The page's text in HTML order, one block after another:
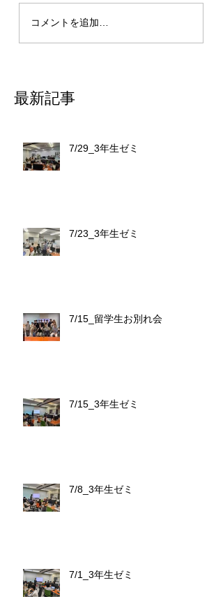
コメントを追加…
最新記事
7/29_3年生ゼミ
7/23_3年生ゼミ
7/15_留学生お別れ会
7/15_3年生ゼミ
7/8_3年生ゼミ
7/1_3年生ゼミ